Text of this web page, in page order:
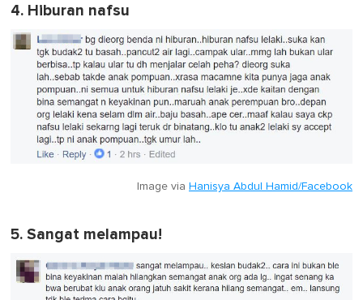
4. Hiburan nafsu
Image via Hanisya Abdul Hamid/Facebook
5. Sangat melampau!